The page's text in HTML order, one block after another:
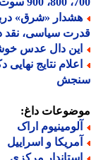
«شرق» درباره
سیاسی، نقد
دال عدس
داغ:
اراک
و اسراییل